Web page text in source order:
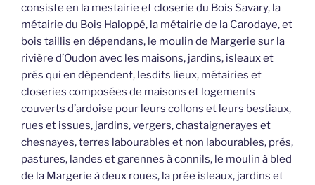
consiste en la mestairie et closerie du Bois Savary, la
métairie du Bois Haloppé, la métairie de la Carodaye, et
bois taillis en dépendans, le moulin de Margerie sur la
rivière d’Oudon avec les maisons, jardins, isleaux et
prés qui en dépendent, lesdits lieux, métairies et
closeries composées de maisons et logements
couverts d’ardoise pour leurs collons et leurs bestiaux,
rues et issues, jardins, vergers, chastaignerayes et
chesnayes, terres labourables et non labourables, prés,
pastures, landes et garennes à connils, le moulin à bled
de la Margerie à deux roues, la prée isleaux, jardins et